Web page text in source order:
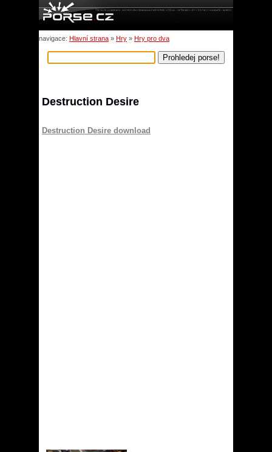
navigace: Hlavní strana » Hry » Hry pro dva
Destruction Desire
Destruction Desire download